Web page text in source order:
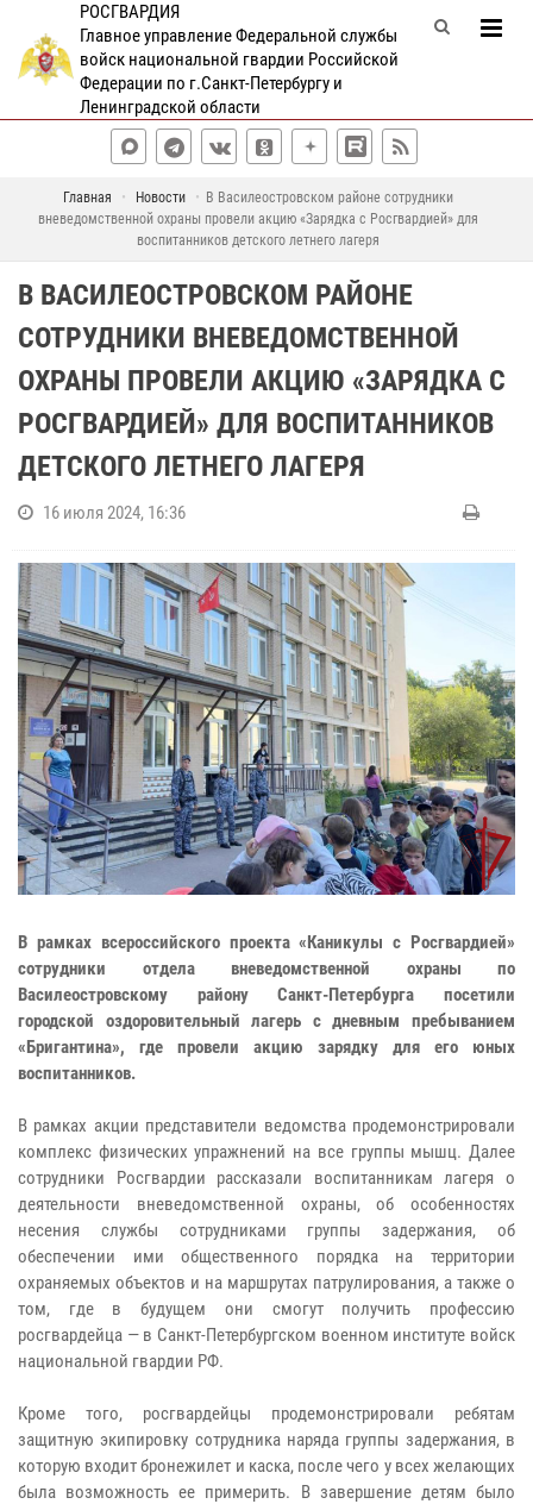
РОСГВАРДИЯ
Главное управление Федеральной службы
войск национальной гвардии Российской
Федерации по г.Санкт-Петербургу и
Ленинградской области
Главная Новости
В Василеостровском районе сотрудники
вневедомственной охраны провели акцию «Зарядка с Росгвардией» для
воспитанников детского летнего лагеря
В ВАСИЛЕОСТРОВСКОМ РАЙОНЕ
СОТРУДНИКИ ВНЕВЕДОМСТВЕННОЙ
ОХРАНЫ ПРОВЕЛИ АКЦИЮ «ЗАРЯДКА С
РОСГВАРДИЕЙ» ДЛЯ ВОСПИТАННИКОВ
ДЕТСКОГО ЛЕТНЕГО ЛАГЕРЯ
16 июля 2024, 16:36
В рамках всероссийского проекта «Каникулы с Росгвардией»
сотрудники отдела вневедомственной охраны по
Василеостровскому району Санкт-Петербурга посетили
городской оздоровительный лагерь с дневным пребыванием
«Бригантина», где провели акцию зарядку для его юных
воспитанников.
В рамках акции представители ведомства продемонстрировали
комплекс физических упражнений на все группы мышц. Далее
сотрудники Росгвардии рассказали воспитанникам лагеря о
деятельности вневедомственной охраны, об особенностях
несения службы сотрудниками группы задержания, об
обеспечении ими общественного порядка на территории
охраняемых объектов и на маршрутах патрулирования, а также о
том, где в будущем они смогут получить профессию
росгвардейца — в Санкт-Петербургском военном институте войск
национальной гвардии РФ.
Кроме того, росгвардейцы продемонстрировали ребятам
защитную экипировку сотрудника наряда группы задержания, в
которую входит бронежилет и каска, после чего у всех желающих
была возможность ее примерить. В завершение детям было